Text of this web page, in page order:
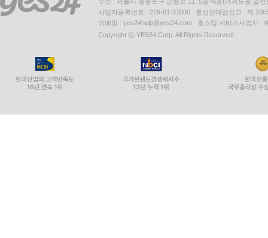
사업자등록번호 : 229-81-37000 통신판매업신고 : 제
이메일 : yes24help@yes24.com 호스팅 서비스사업자 :
Copyright ⓒ YES24 Corp. All Rights Reserved.